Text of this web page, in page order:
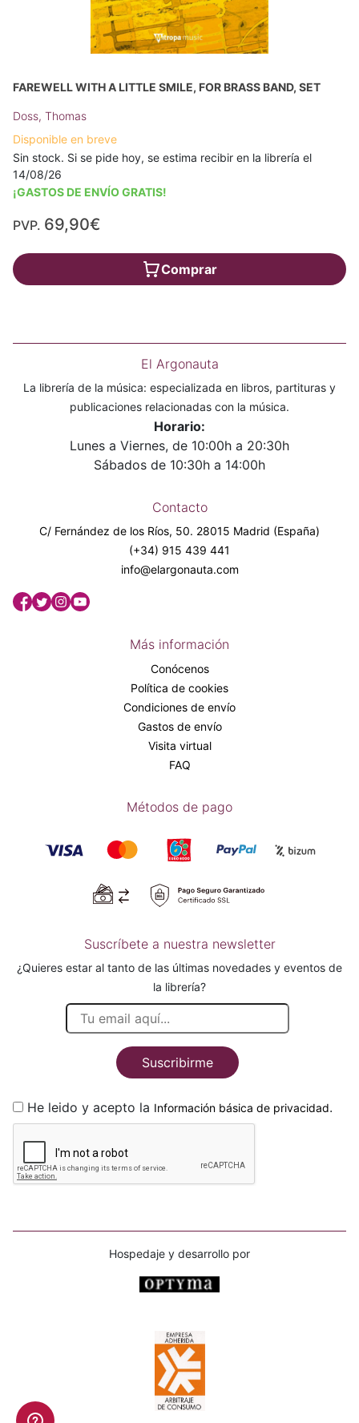
FAREWELL WITH A LITTLE SMILE, FOR BRASS BAND, SET
Doss, Thomas
Disponible en breve
Sin stock. Si se pide hoy, se estima recibir en la librería el
14/08/26
¡GASTOS DE ENVÍO GRATIS!
PVP. 69,90€
Comprar
El Argonauta
La librería de la música: especializada en libros, partituras y
publicaciones relacionadas con la música.
Horario:
Lunes a Viernes, de 10:00h a 20:30h
Sábados de 10:30h a 14:00h
Contacto
C/ Fernández de los Ríos, 50. 28015 Madrid (España)
(+34) 915 439 441
info@elargonauta.com
Más información
Conócenos
Política de cookies
Condiciones de envío
Gastos de envío
Visita virtual
FAQ
Métodos de pago
Suscríbete a nuestra newsletter
¿Quieres estar al tanto de las últimas novedades y eventos de
la librería?
Suscribirme
He leido y acepto la Información básica de privacidad.
Hospedaje y desarrollo por